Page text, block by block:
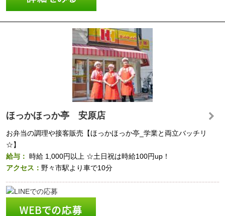
ほっかほっか亭 安原店
お弁当の調理や接客販売【ほっかほっか亭_学業と両立バッチリ
☆】
給与： 時給 1,000円以上 ☆土日祝は時給100円up！
アクセス： 野々市駅より車で10分